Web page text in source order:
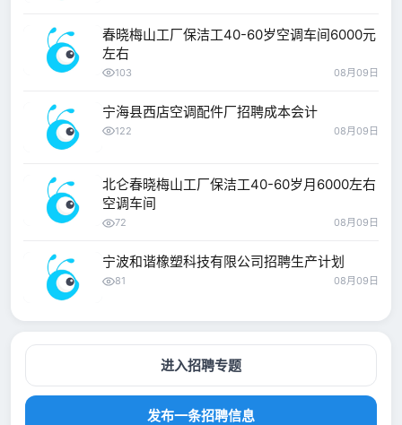
春晓梅山工厂保洁工40-60岁空调车间6000元
左右
103 08月09日
宁海县西店空调配件厂招聘成本会计
122 08月09日
北仑春晓梅山工厂保洁工40-60岁月6000左右
空调车间
72 08月09日
宁波和谐橡塑科技有限公司招聘生产计划
81 08月09日
进入招聘专题
发布一条招聘信息